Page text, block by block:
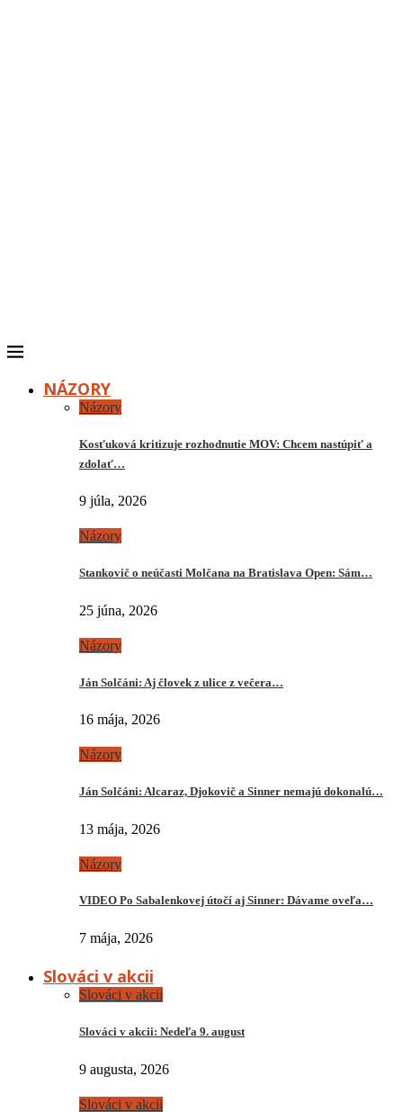
NÁZORY
Názory
Kosťuková kritizuje rozhodnutie MOV: Chcem nastúpiť a
zdolať…
9 júla, 2026
Názory
Stankovič o neúčasti Molčana na Bratislava Open: Sám…
25 júna, 2026
Názory
Ján Solčáni: Aj človek z ulice z večera…
16 mája, 2026
Názory
Ján Solčáni: Alcaraz, Djokovič a Sinner nemajú dokonalú…
13 mája, 2026
Názory
VIDEO Po Sabalenkovej útočí aj Sinner: Dávame oveľa…
7 mája, 2026
Slováci v akcii
Slováci v akcii
Slováci v akcii: Nedeľa 9. august
9 augusta, 2026
Slováci v akcii